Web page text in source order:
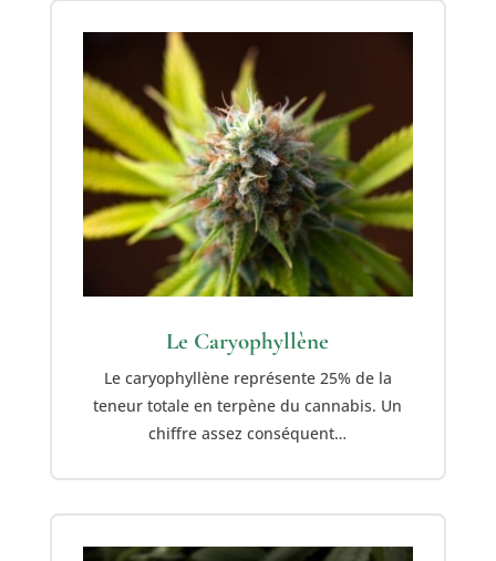
Le Caryophyllène
Le caryophyllène représente 25% de la
teneur totale en terpène du cannabis. Un
chiffre assez conséquent…